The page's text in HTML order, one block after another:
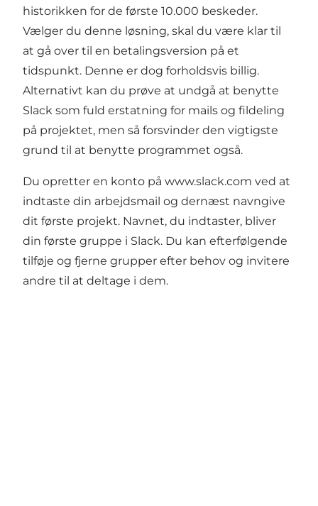
historikken for de første 10.000 beskeder.
Vælger du denne løsning, skal du være klar til
at gå over til en betalingsversion på et
tidspunkt. Denne er dog forholdsvis billig.
Alternativt kan du prøve at undgå at benytte
Slack som fuld erstatning for mails og fildeling
på projektet, men så forsvinder den vigtigste
grund til at benytte programmet også.
Du opretter en konto på www.slack.com ved at
indtaste din arbejdsmail og dernæst navngive
dit første projekt. Navnet, du indtaster, bliver
din første gruppe i Slack. Du kan efterfølgende
tilføje og fjerne grupper efter behov og invitere
andre til at deltage i dem.